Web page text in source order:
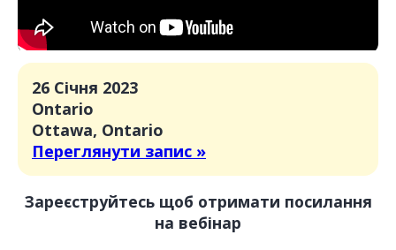
26 Січня 2023
Ontario
Ottawa, Ontario
Переглянути запис »
Зареєструйтесь щоб отримати посилання
на вебінар